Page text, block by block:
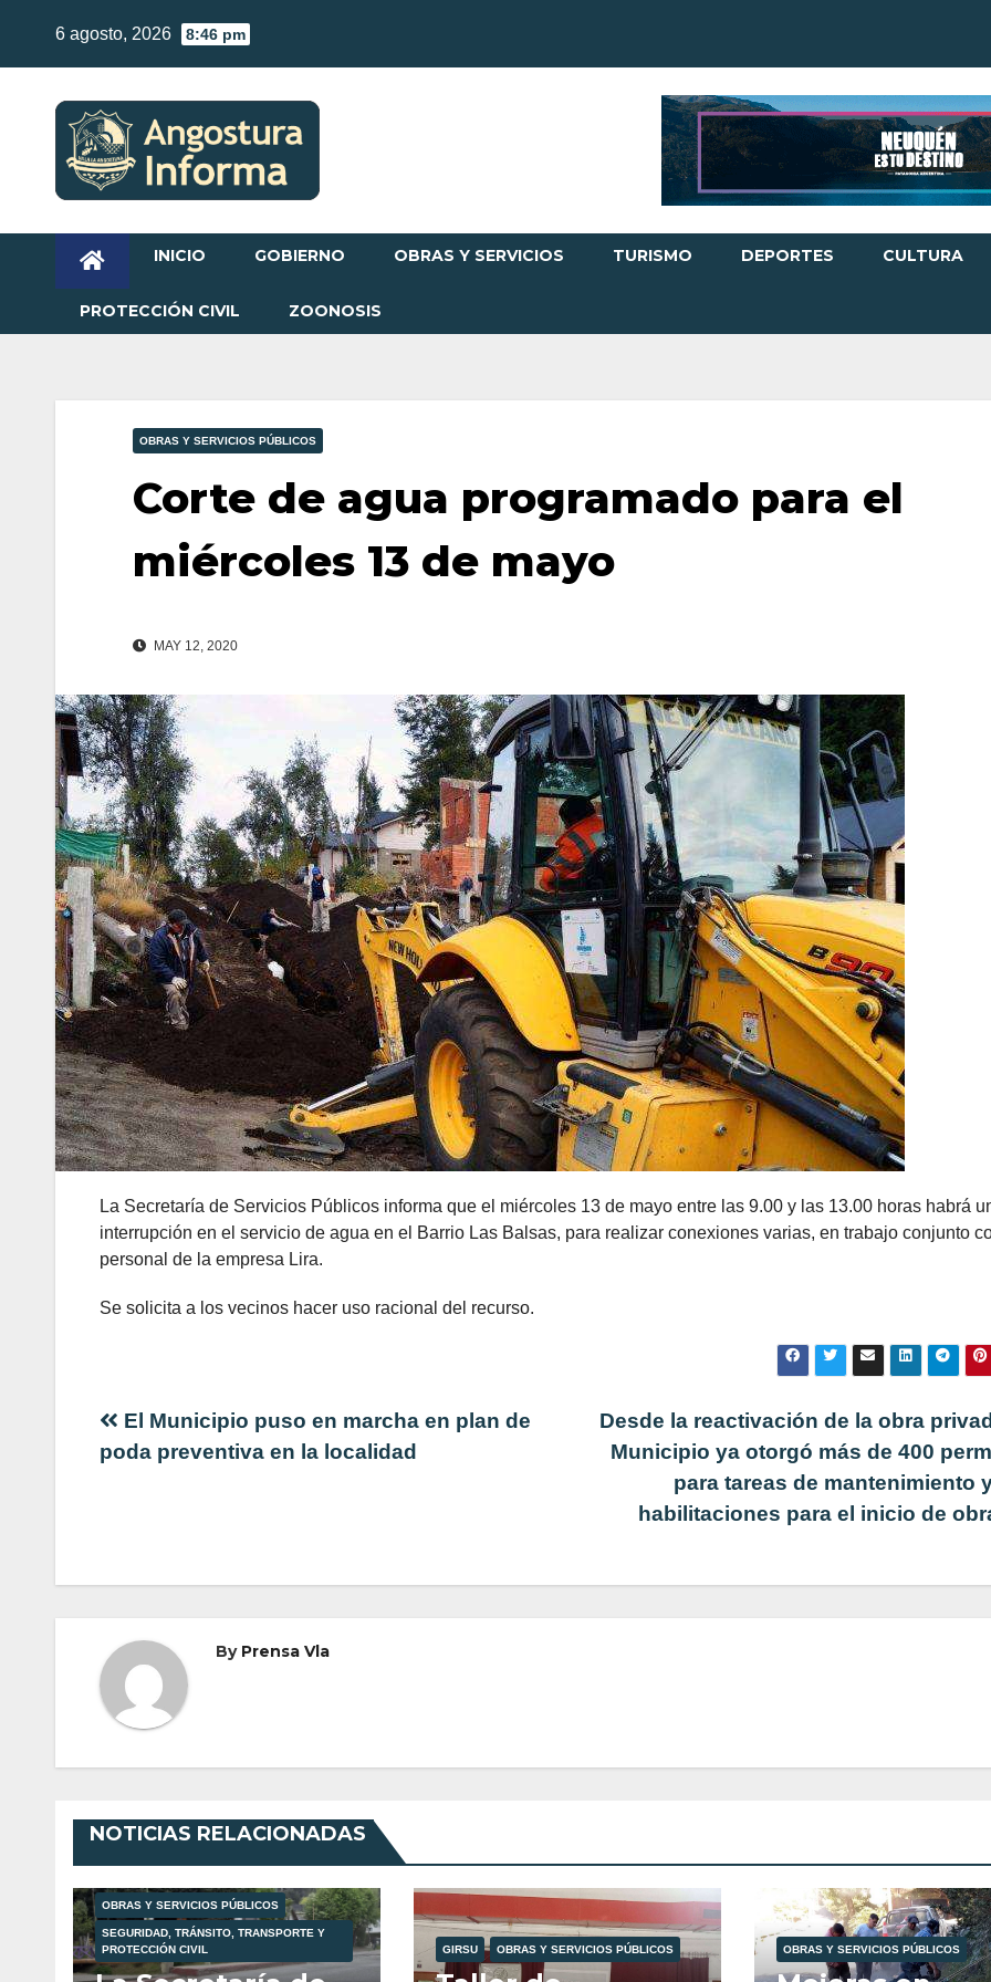
content
6 agosto, 2026 8:46 pm
INICIO GOBIERNO OBRAS Y SERVICIOS TURISMO DEPORTES CULTURA
PROTECCIÓN CIVIL ZOONOSIS
OBRAS Y SERVICIOS PÚBLICOS
Corte de agua programado para el
miércoles 13 de mayo
MAY 12, 2020
La Secretaría de Servicios Públicos informa que el miércoles 13 de mayo entre las 9.00 y las 13.00 horas habrá
interrupción en el servicio de agua en el Barrio Las Balsas, para realizar conexiones varias, en trabajo conjunto
personal de la empresa Lira.
Se solicita a los vecinos hacer uso racional del recurso.
Navegación
Desde la reactivación de la obra
Municipio ya otorgó más de 400
para tareas de mantenimiento
habilitaciones para el inicio de
El Municipio puso en marcha en plan de
poda preventiva en la localidad
By Prensa Vla
NOTICIAS RELACIONADAS
OBRAS Y SERVICIOS PÚBLICOS
SEGURIDAD, TRÁNSITO, TRANSPORTE Y
PROTECCIÓN CIVIL
GIRSU OBRAS Y SERVICIOS PÚBLICOS OBRAS Y SERVICIOS PÚBLICOS